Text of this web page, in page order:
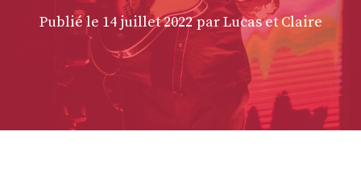
Publié le 14 juillet 2022 par Lucas et Claire